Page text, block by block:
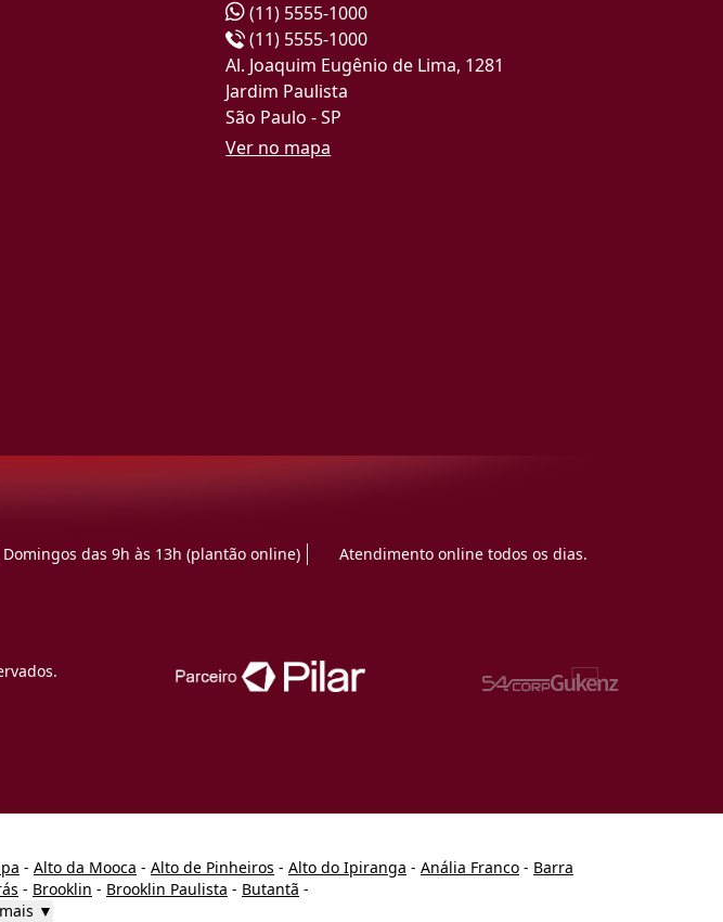
(11) 5555-1000
(11) 5555-1000
Al. Joaquim Eugênio de Lima, 1281
Jardim Paulista
São Paulo - SP
Ver no mapa
Domingos das 9h às 13h (plantão online) Atendimento online todos os dias.
- Alto da Mooca - Alto de Pinheiros - Alto do Ipiranga - Anália Franco - Barra
- Brooklin - Brooklin Paulista - Butantã -
▼